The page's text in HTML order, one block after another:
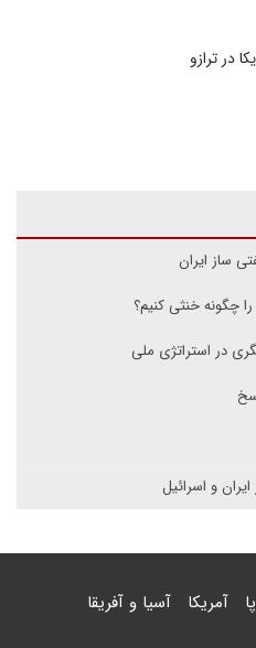
در ترازو
ساز ایران
چگونه خنثی کنیم؟
در استراتژی ملی
و اسرائیل
آمریکا آسیا و آفریقا